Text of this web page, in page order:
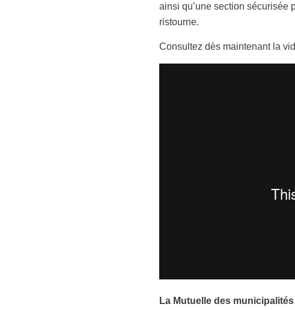
ainsi qu’une section sécurisée
ristourne.
Consultez dès maintenant la
La Mutuelle des